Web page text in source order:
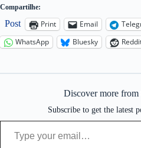
Compartilhe:
Post Print Email
WhatsApp
Bluesky
Discover more from
Subscribe to get the latest
Type your email…